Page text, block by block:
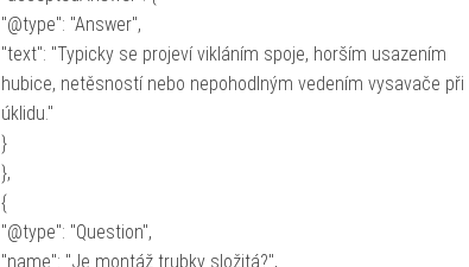
"@type": "Answer",
"text": "Typicky se projeví vikláním spoje, horším usazením
hubice, netěsností nebo nepohodlným vedením vysavače při
úklidu."
}
},
{
"@type": "Question",
"name": "Je montáž trubky složitá?",